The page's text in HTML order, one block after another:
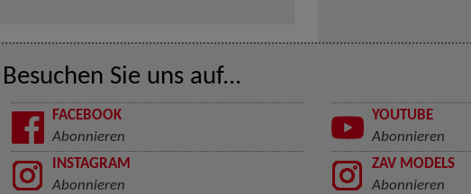
Besuchen Sie uns auf...
FACEBOOK
Abonnieren
YOUTUBE
Abonnieren
INSTAGRAM
Abonnieren
ZAV MODELS
Abonnieren